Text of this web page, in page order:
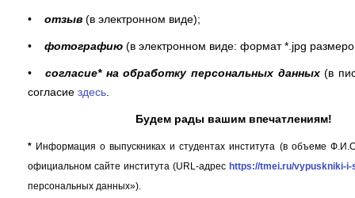
• отзыв (в электронном виде);
• фотографию (в электронном виде: формат *.jpg
• согласие* на обработку персональных данных(в
согласие здесь
Будем рады вашим впечатлениям!
* Информация о выпускниках и студентах института (в объеме
официальном сайте института (URL-адрес https://tmei.ru/vypuskniki-
персональных данных»).